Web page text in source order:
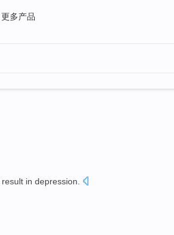
更多产品
result in depression